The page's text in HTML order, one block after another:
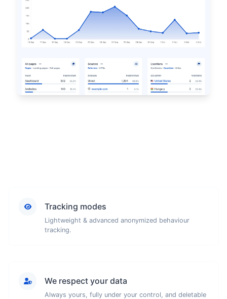
Tracking modes
Lightweight & advanced anonymized behaviour
tracking.
We respect your data
Always yours, fully under your control, and deletable